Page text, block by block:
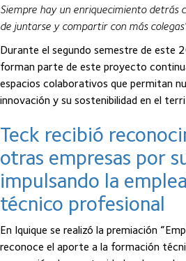
Siempre hay un enriquecimiento detrás
de juntarse y compartir con más
Durante el segundo semestre de este
forman parte de este proyecto
espacios colaborativos que permitan
innovación y su sostenibilidad en el
Teck recibió
otras empresas por
impulsando la
técnico profesional
En Iquique se realizó la premiación
reconoce el aporte a la formación